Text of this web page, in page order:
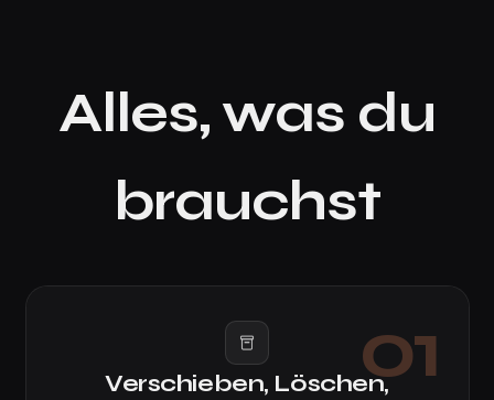
Alles, was du
brauchst
01
Verschieben, Löschen,